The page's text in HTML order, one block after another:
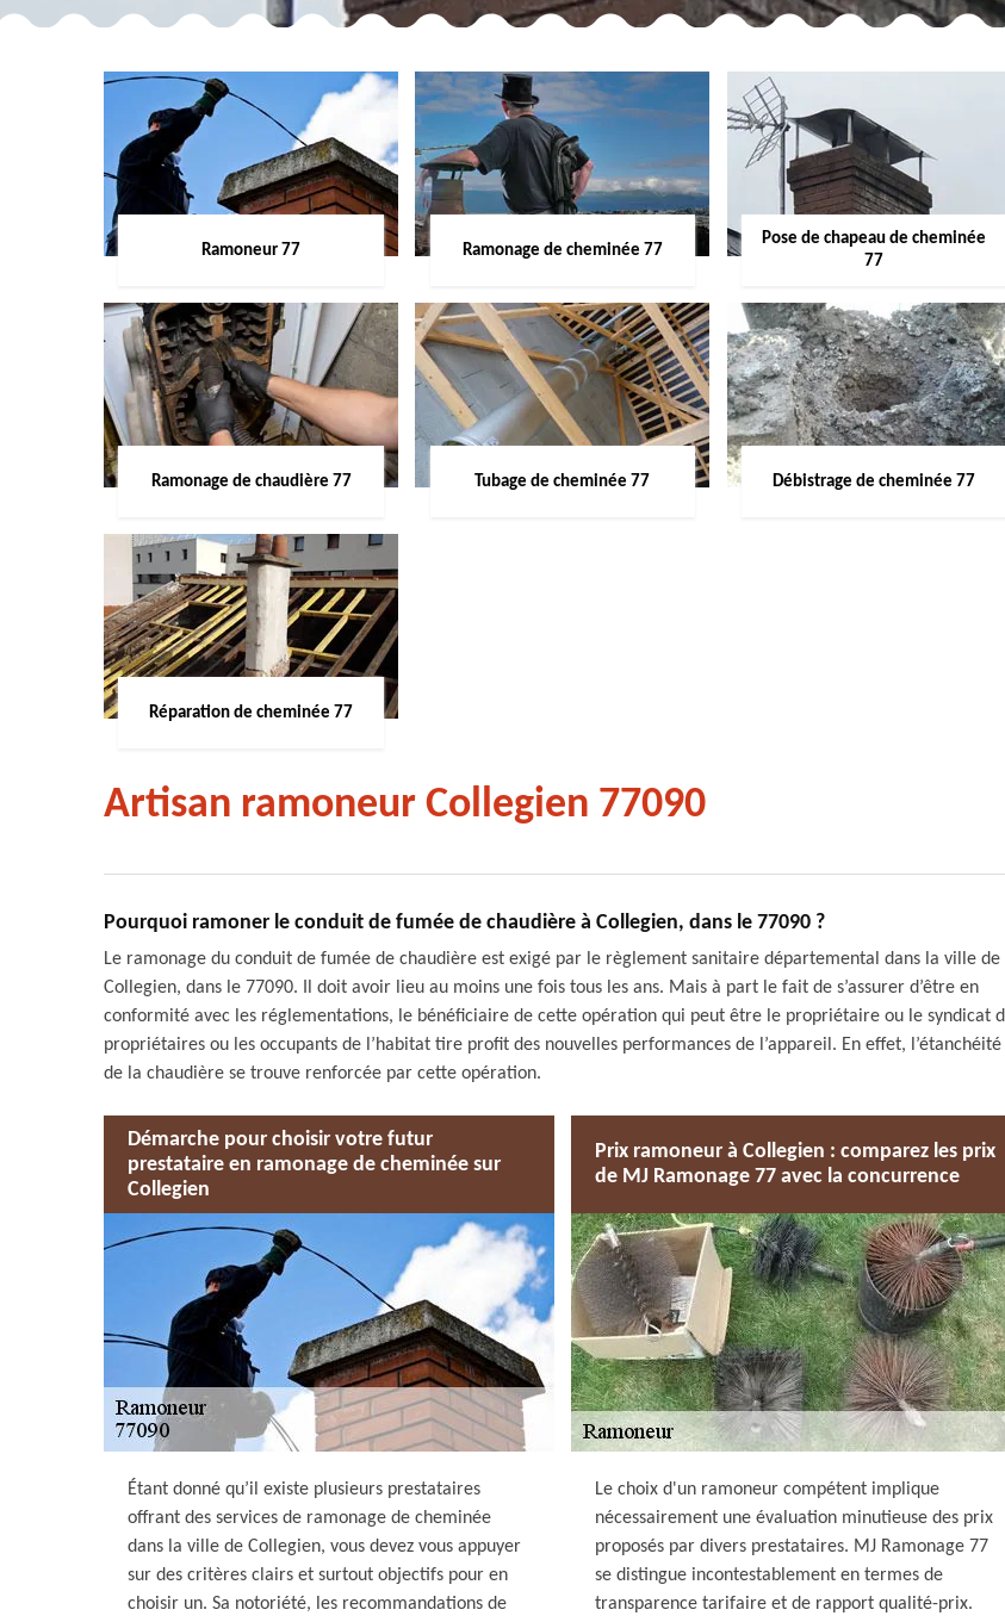
Ramoneur 77 Ramonage de cheminée 77
Pose de chapeau de cheminée
77
Ramonage de chaudière 77 Tubage de cheminée 77 Débistrage de cheminée 77
Réparation de cheminée 77
Artisan ramoneur Collegien 77090
Pourquoi ramoner le conduit de fumée de chaudière à Collegien, dans le 77090 ?
Le ramonage du conduit de fumée de chaudière est exigé par le règlement sanitaire départemental dans la ville de
Collegien, dans le 77090. Il doit avoir lieu au moins une fois tous les ans. Mais à part le fait de s’assurer d’être en
conformité avec les réglementations, le bénéficiaire de cette opération qui peut être le propriétaire ou le syndicat
propriétaires ou les occupants de l’habitat tire profit des nouvelles performances de l’appareil. En effet, l’étanchéité
de la chaudière se trouve renforcée par cette opération.
Démarche pour choisir votre futur
prestataire en ramonage de cheminée sur
Collegien
Étant donné qu’il existe plusieurs prestataires
offrant des services de ramonage de cheminée
dans la ville de Collegien, vous devez vous appuyer
sur des critères clairs et surtout objectifs pour en
choisir un. Sa notoriété, les recommandations de
Prix ramoneur à Collegien : comparez les prix
de MJ Ramonage 77 avec la concurrence
Le choix d'un ramoneur compétent implique
nécessairement une évaluation minutieuse des prix
proposés par divers prestataires. MJ Ramonage 77
se distingue incontestablement en termes de
transparence tarifaire et de rapport qualité-prix.